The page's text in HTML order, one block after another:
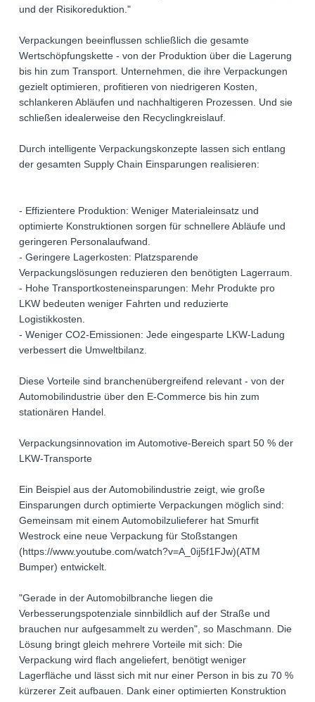
und der Risikoreduktion."
Verpackungen beeinflussen schließlich die gesamte
Wertschöpfungskette - von der Produktion über die Lagerung
bis hin zum Transport. Unternehmen, die ihre Verpackungen
gezielt optimieren, profitieren von niedrigeren Kosten,
schlankeren Abläufen und nachhaltigeren Prozessen. Und sie
schließen idealerweise den Recyclingkreislauf.
Durch intelligente Verpackungskonzepte lassen sich entlang
der gesamten Supply Chain Einsparungen realisieren:
- Effizientere Produktion: Weniger Materialeinsatz und
optimierte Konstruktionen sorgen für schnellere Abläufe und
geringeren Personalaufwand.
- Geringere Lagerkosten: Platzsparende
Verpackungslösungen reduzieren den benötigten Lagerraum.
- Hohe Transportkosteneinsparungen: Mehr Produkte pro
LKW bedeuten weniger Fahrten und reduzierte
Logistikkosten.
- Weniger CO2-Emissionen: Jede eingesparte LKW-Ladung
verbessert die Umweltbilanz.
Diese Vorteile sind branchenübergreifend relevant - von der
Automobilindustrie über den E-Commerce bis hin zum
stationären Handel.
Verpackungsinnovation im Automotive-Bereich spart 50 % der
LKW-Transporte
Ein Beispiel aus der Automobilindustrie zeigt, wie große
Einsparungen durch optimierte Verpackungen möglich sind:
Gemeinsam mit einem Automobilzulieferer hat Smurfit
Westrock eine neue Verpackung für Stoßstangen
(https://www.youtube.com/watch?v=A_0ij5f1FJw)(ATM
Bumper) entwickelt.
"Gerade in der Automobilbranche liegen die
Verbesserungspotenziale sinnbildlich auf der Straße und
brauchen nur aufgesammelt zu werden", so Maschmann. Die
Lösung bringt gleich mehrere Vorteile mit sich: Die
Verpackung wird flach angeliefert, benötigt weniger
Lagerfläche und lässt sich mit nur einer Person in bis zu 70 %
kürzerer Zeit aufbauen. Dank einer optimierten Konstruktion